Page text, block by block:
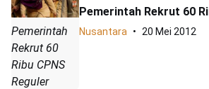
Pemerintah
Rekrut 60
Ribu CPNS
Reguler
Pemerintah Rekrut 60
Nusantara 20 Mei 2012